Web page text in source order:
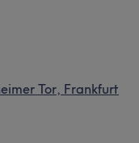
Tor, Frankfurt